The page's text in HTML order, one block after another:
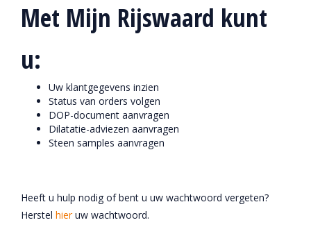
Met Mijn Rijswaard kunt
u:
Uw klantgegevens inzien
Status van orders volgen
DOP-document aanvragen
Dilatatie-adviezen aanvragen
Steen samples aanvragen
Heeft u hulp nodig of bent u uw wachtwoord vergeten?
Herstel hieruw wachtwoord.